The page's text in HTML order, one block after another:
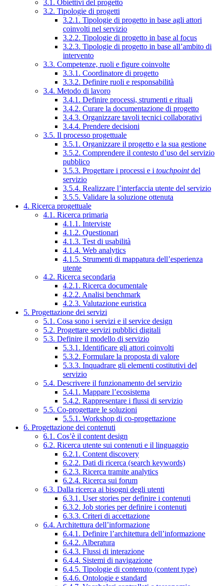
3.1. Obiettivi del progetto
3.2. Tipologie di progetti
3.2.1. Tipologie di progetto in base agli attori
coinvolti nel servizio
3.2.2. Tipologie di progetto in base al focus
3.2.3. Tipologie di progetto in base all’ambito di
intervento
3.3. Competenze, ruoli e figure coinvolte
3.3.1. Coordinatore di progetto
3.3.2. Definire ruoli e responsabilità
3.4. Metodo di lavoro
3.4.1. Definire processi, strumenti e rituali
3.4.2. Curare la documentazione di progetto
3.4.3. Organizzare tavoli tecnici collaborativi
3.4.4. Prendere decisioni
3.5. Il processo progettuale
3.5.1. Organizzare il progetto e la sua gestione
3.5.2. Comprendere il contesto d’uso del servizio
pubblico
3.5.3. Progettare i processi e i touchpointdel
servizio
3.5.4. Realizzare l’interfaccia utente del servizio
3.5.5. Validare la soluzione ottenuta
4. Ricerca progettuale
4.1. Ricerca primaria
4.1.1. Interviste
4.1.2. Questionari
4.1.3. Test di usabilità
4.1.4. Web analytics
4.1.5. Strumenti di mappatura dell’esperienza
utente
4.2. Ricerca secondaria
4.2.1. Ricerca documentale
4.2.2. Analisi benchmark
4.2.3. Valutazione euristica
5. Progettazione dei servizi
5.1. Cosa sono i servizi e il service design
5.2. Progettare servizi pubblici digitali
5.3. Definire il modello di servizio
5.3.1. Identificare gli attori coinvolti
5.3.2. Formulare la proposta di valore
5.3.3. Inquadrare gli elementi costitutivi del
servizio
5.4. Descrivere il funzionamento del servizio
5.4.1. Mappare l’ecosistema
5.4.2. Rappresentare i flussi di servizio
5.5. Co-progettare le soluzioni
5.5.1. Workshop di co-progettazione
6. Progettazione dei contenuti
6.1. Cos’è il content design
6.2. Ricerca utente sui contenuti e il linguaggio
6.2.1. Content discovery
6.2.2. Dati di ricerca (search keywords)
6.2.3. Ricerca tramite analytics
6.2.4. Ricerca sui forum
6.3. Dalla ricerca ai bisogni degli utenti
6.3.1. User stories per definire i contenuti
6.3.2. Job stories per definire i contenuti
6.3.3. Criteri di accettazione
6.4. Architettura dell’informazione
6.4.1. Definire l’architettura dell’informazione
6.4.2. Alberatura
6.4.3. Flussi di interazione
6.4.4. Sistemi di navigazione
6.4.5. Tipologie di contenuto (content type)
6.4.6. Ontologie e standard